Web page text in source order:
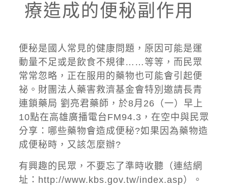
療造成的便秘副作用
便秘是國人常見的健康問題，原因可能是運
動量不足或是飲食不規律……等等，而民眾
常常忽略，正在服用的藥物也可能會引起便
祕。財團法人藥害救濟基金會特別邀請長青
連鎖藥局 劉亮君藥師，於8月26（一）早上
10點在高雄廣播電台FM94.3，在空中與民眾
分享：哪些藥物會造成便秘?如果因為藥物造
成便秘時，又該怎麼辦?
有興趣的民眾，不要忘了準時收聽（連結網
址： http://www.kbs.gov.tw/index.asp）。